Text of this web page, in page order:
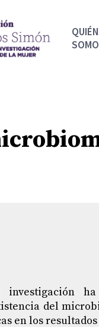
investigación
del
en los